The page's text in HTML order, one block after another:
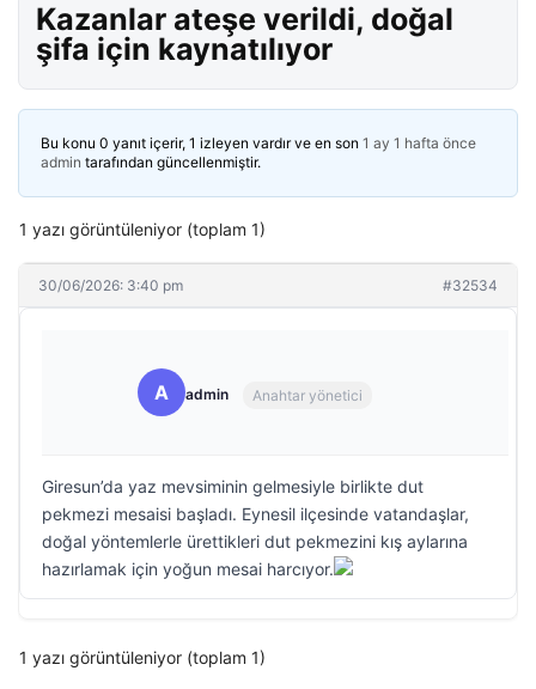
Kazanlar ateşe verildi, doğal
şifa için kaynatılıyor
Bu konu 0 yanıt içerir, 1 izleyen vardır ve en son 1 ay 1 hafta önce
admin tarafından güncellenmiştir.
1 yazı görüntüleniyor (toplam 1)
30/06/2026: 3:40 pm #32534
A admin Anahtar yönetici
Giresun’da yaz mevsiminin gelmesiyle birlikte dut
pekmezi mesaisi başladı. Eynesil ilçesinde vatandaşlar,
doğal yöntemlerle ürettikleri dut pekmezini kış aylarına
hazırlamak için yoğun mesai harcıyor.
1 yazı görüntüleniyor (toplam 1)